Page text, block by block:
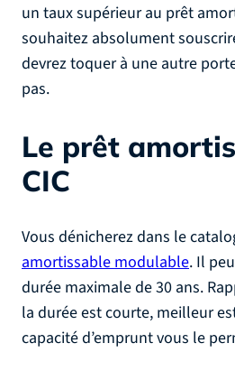
un taux supérieur au prêt
souhaitez absolument
devrez toquer à une autre
pas.
Le prêt
CIC
Vous dénicherez dans le
amortissable modulable. Il
durée maximale de 30 ans.
la durée est courte, meilleur
capacité d’emprunt vous le